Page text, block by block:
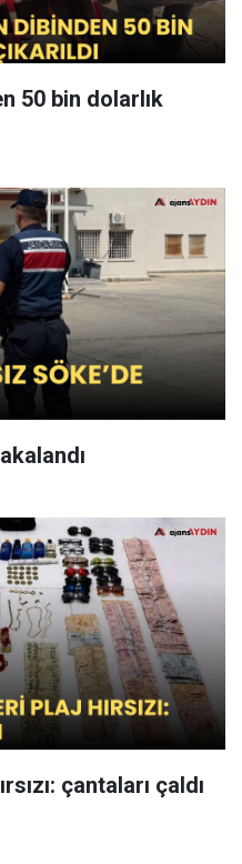
50 bin dolarlık
çantaları çaldı